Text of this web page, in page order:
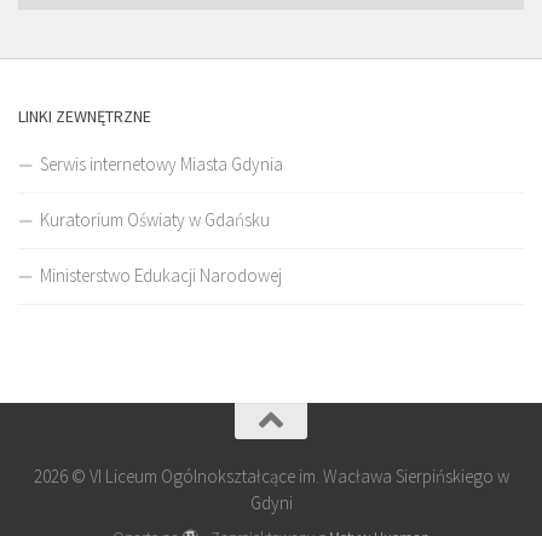
LINKI ZEWNĘTRZNE
Serwis internetowy Miasta Gdynia
Kuratorium Oświaty w Gdańsku
Ministerstwo Edukacji Narodowej
2026 © VI Liceum Ogólnokształcące im. Wacława Sierpińskiego w
Gdyni